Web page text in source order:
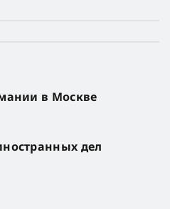
в Москве
дел